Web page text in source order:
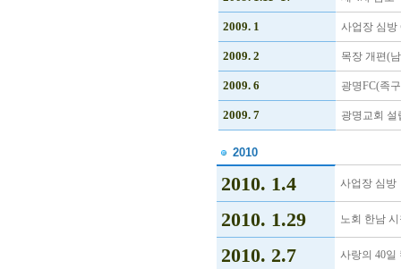
2009. 1 사업장 심방
2009. 2 목장 개편(
2009. 6 광명FC(족
2009. 7 광명교회 설
2010
2010. 1.4 사업장 심방
2010. 1.29 노회 한남
2010. 2.7 사랑의 40일